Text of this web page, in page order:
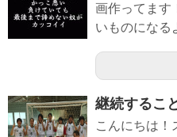
画作ってます
いものになる
継続するこ
こんにちは！